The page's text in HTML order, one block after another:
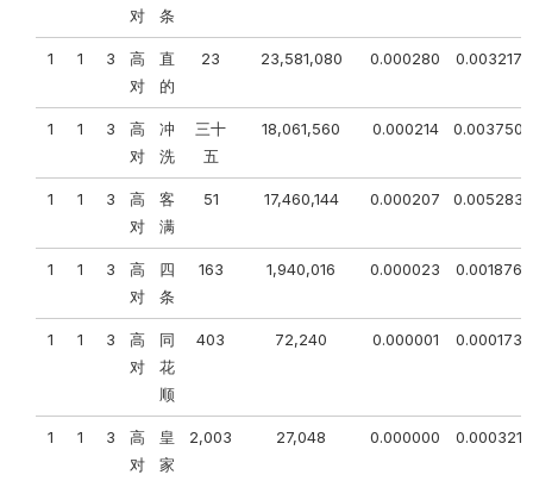
对
条
1 1 3
高
对
直
的
23 23,581,080 0.000280 0.003217
1 1 3
高
对
冲
洗
三十
五
18,061,560 0.000214 0.003750
1 1 3
高
对
客
满
51 17,460,144 0.000207 0.005283
1 1 3
高
对
四
条
163 1,940,016 0.000023 0.001876
1 1 3
高
对
同
花
顺
403 72,240 0.000001 0.000173
1 1 3
高
对
皇
家
2,003 27,048 0.000000 0.000321